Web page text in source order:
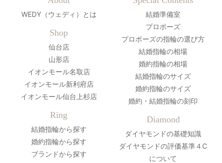
WEDY（ウェディ）とは
Shop
仙台店
山形店
イオンモール名取店
イオンモール新利府店
イオンモール仙台上杉店
Ring
結婚指輪から探す
婚約指輪から探す
ブランドから探す
結婚準備室
プロポーズ
プロポーズの指輪の選び方
結婚指輪の相場
婚約指輪の相場
結婚指輪のサイズ
婚約指輪のサイズ
婚約・結婚指輪の刻印
Diamond
ダイヤモンドの基礎知識
ダイヤモンドの評価基準４C
について